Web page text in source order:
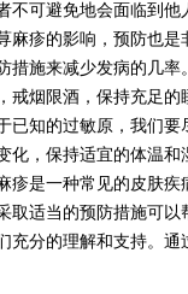
不可避免地会面临到他
疹的影响，预防也是
措施来减少发病的几
戒烟限酒，保持充足
已知的过敏原，我们
化，保持适宜的体温和
是一种常见的皮肤疾
取适当的预防措施可
充分的理解和支持。